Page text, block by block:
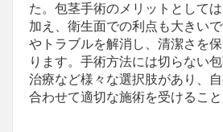
た。包茎手術のメリットとして
加え、衛生面での利点も大きい
やトラブルを解消し、清潔さを
ります。手術方法には切らない
治療など様々な選択肢があり、
合わせて適切な施術を受けること